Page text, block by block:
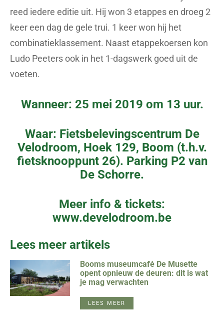
reed iedere editie uit. Hij won 3 etappes en droeg 2
keer een dag de gele trui. 1 keer won hij het
combinatieklassement. Naast etappekoersen kon
Ludo Peeters ook in het 1-dagswerk goed uit de
voeten.
Wanneer: 25 mei 2019 om 13 uur.
Waar: Fietsbelevingscentrum De
Velodroom, Hoek 129, Boom (t.h.v.
fietsknooppunt 26). Parking P2 van
De Schorre.
Meer info & tickets:
www.develodroom.be
Lees meer artikels
Booms museumcafé De Musette
opent opnieuw de deuren: dit is wat
je mag verwachten
LEES MEER